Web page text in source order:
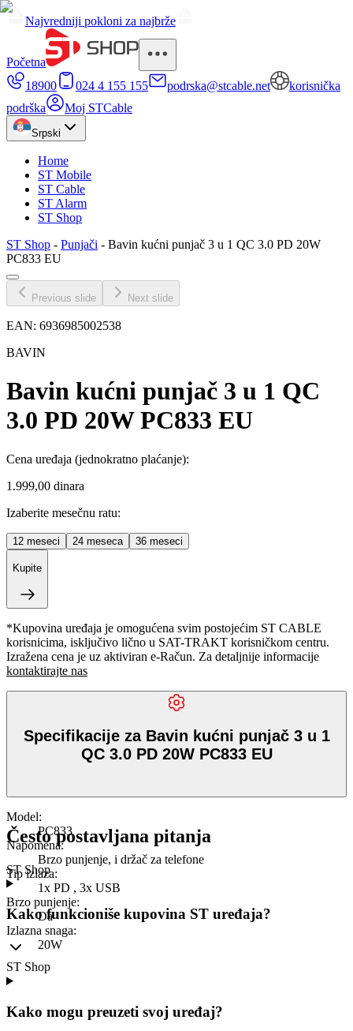
Najvredniji pokloni za najbrže
Početna
18900
024 4 155 155 podrska@stcable.net
korisnička
podrška
Moj STCable
Srpski
Home
ST Mobile
ST Cable
ST Alarm
ST Shop
ST Shop - Punjači - Bavin kućni punjač 3 u 1 QC 3.0 PD 20W
PC833 EU
Previous slide Next slide
EAN: 6936985002538
BAVIN
Bavin kućni punjač 3 u 1 QC
3.0 PD 20W PC833 EU
Cena uređaja (jednokratno plaćanje):
1.999,00 dinara
Izaberite mesečnu ratu:
12 meseci 24 meseca 36 meseci
Kupite
*Kupovina uređaja je omogućena svim postojećim ST CABLE
korisnicima, isključivo lično u SAT-TRAKT korisničkom centru.
Izražena cena je uz aktiviran e-Račun. Za detaljnije informacije
kontaktirajte nas
Specifikacije za Bavin kućni punjač 3 u 1
QC 3.0 PD 20W PC833 EU
Model:
PC833
Napomena:
Brzo punjenje, i držač za telefone
Tip izlaza:
1x PD , 3x USB
Brzo punjenje:
Da
Izlazna snaga:
20W
Često postavljana pitanja
ST Shop
Kako funkcioniše kupovina ST uređaja?
ST Shop
Kako mogu preuzeti svoj uređaj?